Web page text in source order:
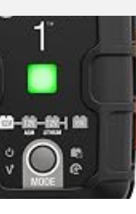
LADEGERÄT,
LADEGERÄTE
FÜR
AUTOBATTERIEN,
BATTERIELADEGERÄT
K…